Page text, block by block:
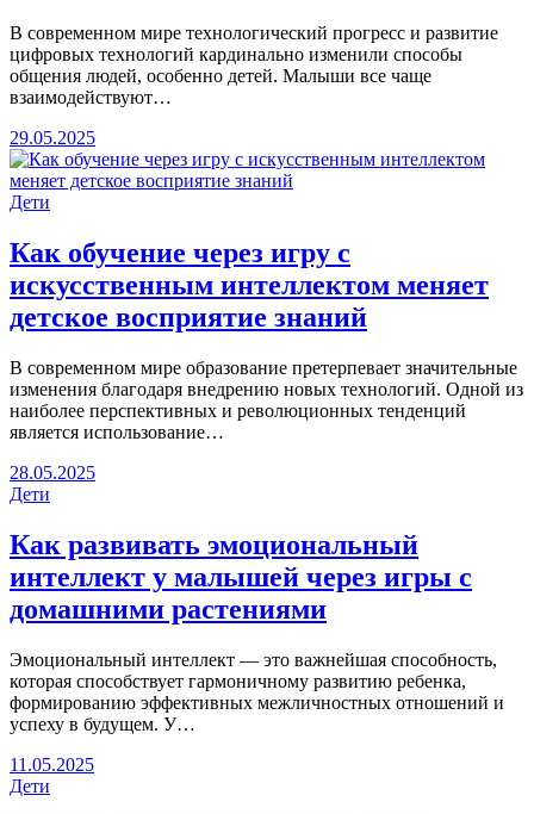
В современном мире технологический прогресс и развитие
цифровых технологий кардинально изменили способы
общения людей, особенно детей. Малыши все чаще
взаимодействуют…
29.05.2025
Дети
Как обучение через игру с
искусственным интеллектом меняет
детское восприятие знаний
В современном мире образование претерпевает значительные
изменения благодаря внедрению новых технологий. Одной из
наиболее перспективных и революционных тенденций
является использование…
28.05.2025
Дети
Как развивать эмоциональный
интеллект у малышей через игры с
домашними растениями
Эмоциональный интеллект — это важнейшая способность,
которая способствует гармоничному развитию ребенка,
формированию эффективных межличностных отношений и
успеху в будущем. У…
11.05.2025
Дети